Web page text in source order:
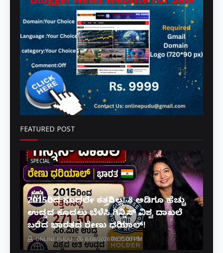
FEATURED POST
SPECIAL
2015ರಿಂದ ಕೂದಲೇ ಕತ್ತರಿಸಿಲ್ಲ! 8 ಅಡಿಗೂ ಹೆಚ್ಚು
ಉದ್ದದ ಕೂದಲು ಬೆಳೆಸಿ ಗಿನ್ನಿಸ್ ವಿಶ್ವ ದಾಖಲೆ
ಬರೆದ ಭಾರತದ ರೇಣು ಧರಿಯಾಲ್!
ONLINE PUDU 8/08/2026 06:35:00 PM